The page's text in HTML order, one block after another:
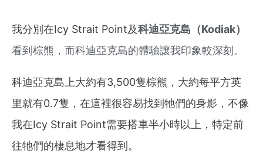
我分別在Icy Strait Point及科迪亞克島 （Kodiak）
看到棕熊，而科迪亞克島的體驗讓我印象較深刻。
科迪亞克島上大約有3,500隻棕熊，大約每平方英
里就有0.7隻，在這裡很容易找到牠們的身影，不像
我在Icy Strait Point需要搭車半小時以上，特定前
往牠們的棲息地才看得到。